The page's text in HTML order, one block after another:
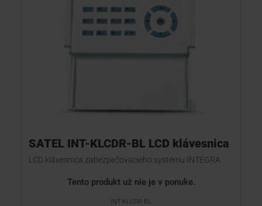
SATEL INT-KLCDR-BL LCD klávesnica
LCD klávesnica zabezpečovacieho systému INTEGRA
Tento produkt už nie je v ponuke.
INT-KLCDR-BL